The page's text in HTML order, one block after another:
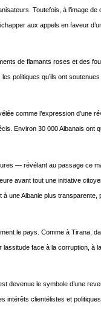
Toutefois, à l’image de
aux appels en faveur
de flamants roses et des
politiques qu’ils ont soutenues
comme l’expression d’une
Environ 30 000 Albanais ont
— révélant au passage ce
avant tout une initiative
une Albanie plus transparente,
le pays. Comme à Tirana,
face à la corruption, à
devenue le symbole d’une
intérêts clientélistes et